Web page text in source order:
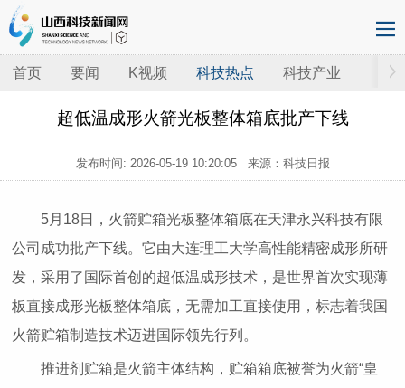
首页 要闻 K视频 科技热点 科技产业
超低温成形火箭光板整体箱底批产下线
发布时间: 2026-05-19 10:20:05来源：科技日报
5月18日，火箭贮箱光板整体箱底在天津永兴科技有限
公司成功批产下线。它由大连理工大学高性能精密成形所研
发，采用了国际首创的超低温成形技术，是世界首次实现薄
板直接成形光板整体箱底，无需加工直接使用，标志着我国
火箭贮箱制造技术迈进国际领先行列。
推进剂贮箱是火箭主体结构，贮箱箱底被誉为火箭“皇